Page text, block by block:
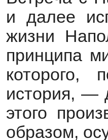
и далее
жизни
принципа
которого,
история, —
этого
образом,